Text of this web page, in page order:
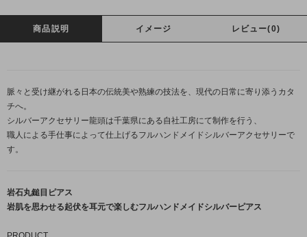
商品説明 イメージ レビュー(0)
脈々と受け継がれる日本の伝統美や熟練の技法を、現代の日常に寄り添うカタ
チへ。
シルバーアクセサリー龍頭は千葉県にある自社工房にて制作を行う、
職人による手仕事によって仕上げるフルハンドメイドシルバーアクセサリーで
す。
岩石丸鎚目ピアス
岩肌を思わせる起伏を耳元で楽しむフルハンドメイドシルバーピアス